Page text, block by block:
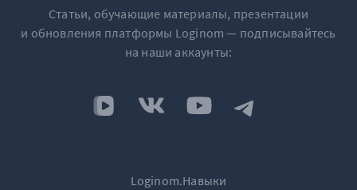
Статьи, обучающие материалы, презентации
и обновления платформы Loginom — подписывайтесь
на наши аккаунты:
Loginom.Навыки